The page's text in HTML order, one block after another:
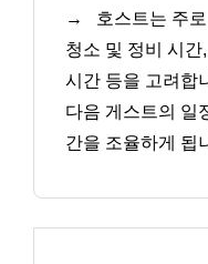
→
호스트는 주
청소 및 정비 시
시간 등을 고려합
다음 게스트의 일
간을 조율하게 됩